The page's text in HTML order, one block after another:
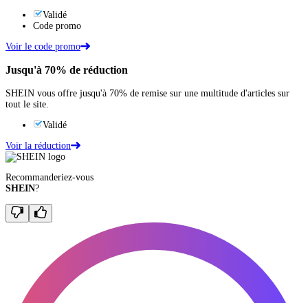
Validé
Code promo
Voir le code promo
Jusqu'à 70% de réduction
SHEIN vous offre jusqu'à 70% de remise sur une multitude d'articles sur
tout le site.
Validé
Voir la réduction
Recommanderiez-vous
SHEIN?